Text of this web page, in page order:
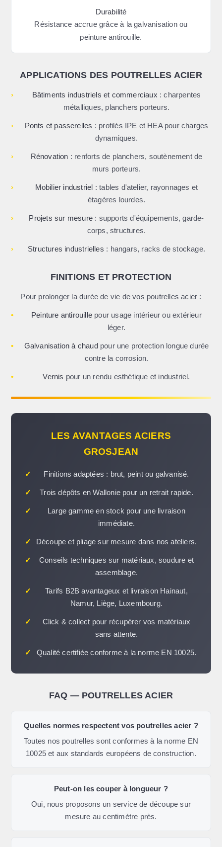
Durabilité
Résistance accrue grâce à la galvanisation ou
peinture antirouille.
APPLICATIONS DES POUTRELLES ACIER
› Bâtiments industriels et commerciaux : charpentes
métalliques, planchers porteurs.
› Ponts et passerelles : profilés IPE et HEA pour charges
dynamiques.
› Rénovation : renforts de planchers, soutènement de
murs porteurs.
› Mobilier industriel : tables d'atelier, rayonnages et
étagères lourdes.
› Projets sur mesure : supports d'équipements, garde-
corps, structures.
› Structures industrielles : hangars, racks de stockage.
FINITIONS ET PROTECTION
Pour prolonger la durée de vie de vos poutrelles acier :
• Peinture antirouille pour usage intérieur ou extérieur
léger.
• Galvanisation à chaudpour une protection longue durée
contre la corrosion.
• Vernis pour un rendu esthétique et industriel.
LES AVANTAGES ACIERS
GROSJEAN
✓ Finitions adaptées : brut, peint ou galvanisé.
✓ Trois dépôts en Wallonie pour un retrait rapide.
✓
Large gamme en stock pour une livraison
immédiate.
✓ Découpe et pliage sur mesure dans nos ateliers.
✓
Conseils techniques sur matériaux, soudure et
assemblage.
✓
Tarifs B2B avantageux et livraison Hainaut,
Namur, Liège, Luxembourg.
✓
Click & collect pour récupérer vos matériaux
sans attente.
✓ Qualité certifiée conforme à la norme EN 10025.
FAQ — POUTRELLES ACIER
Quelles normes respectent vos poutrelles acier ?
Toutes nos poutrelles sont conformes à la norme EN
10025 et aux standards européens de construction.
Peut-on les couper à longueur ?
Oui, nous proposons un service de découpe sur
mesure au centimètre près.